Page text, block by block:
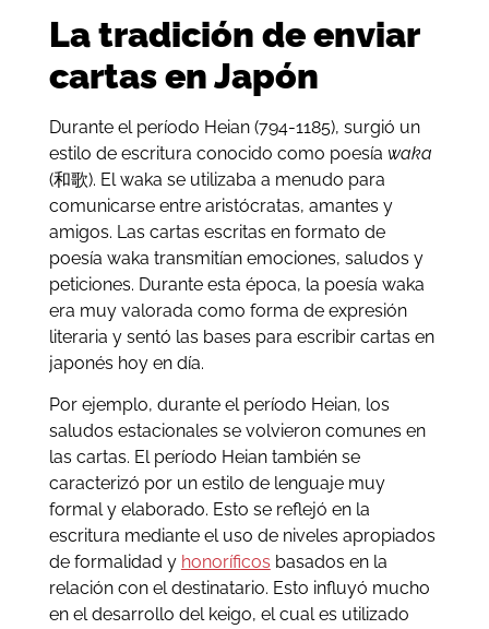
La tradición de enviar
cartas en Japón
Durante el período Heian (794-1185), surgió un
estilo de escritura conocido como poesía waka
(和歌). El waka se utilizaba a menudo para
comunicarse entre aristócratas, amantes y
amigos. Las cartas escritas en formato de
poesía waka transmitían emociones, saludos y
peticiones. Durante esta época, la poesía waka
era muy valorada como forma de expresión
literaria y sentó las bases para escribir cartas en
japonés hoy en día.
Por ejemplo, durante el período Heian, los
saludos estacionales se volvieron comunes en
las cartas. El período Heian también se
caracterizó por un estilo de lenguaje muy
formal y elaborado. Esto se reflejó en la
escritura mediante el uso de niveles apropiados
de formalidad y honoríficos basados ​​en la
relación con el destinatario. Esto influyó mucho
en el desarrollo del keigo, el cual es utilizado